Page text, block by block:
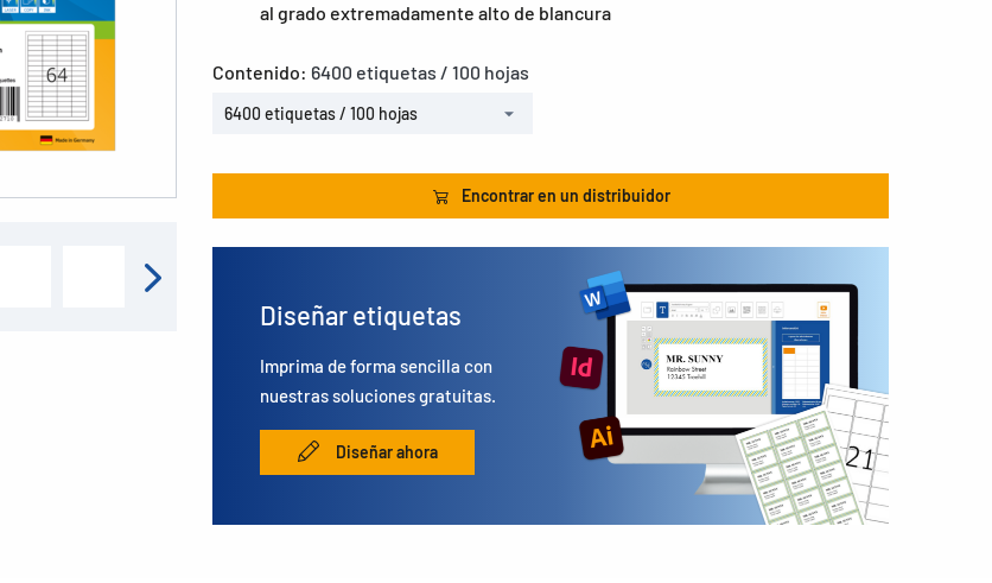
al grado extremadamente alto de blancura
Contenido: 6400 etiquetas / 100 hojas
6400 etiquetas / 100 hojas
Encontrar en un distribuidor
Diseñar etiquetas
Imprima de forma sencilla con
nuestras soluciones gratuitas.
Diseñar ahora